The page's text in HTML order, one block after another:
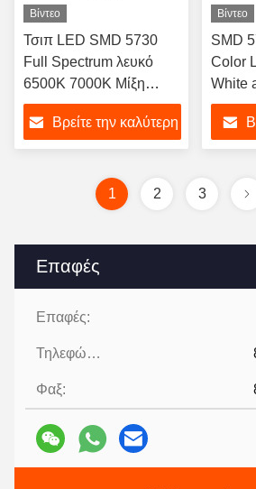
Επαφές
Επαφές:
Τηλεφώνημα:
Φαξ:
Βίντεο
Τσιπ LED SMD 5730
Full Spectrum λευκό
6500K 7000K Μίξη
Λευκού Χρώματος
Διαθέσιμη Προσαρμογή
1W Για φώτα ενυδρείων
τροπικά ψάρια
Βρείτε την καλύτερη
Βίντεο
SMD
Color
White
SMD
1 2 3